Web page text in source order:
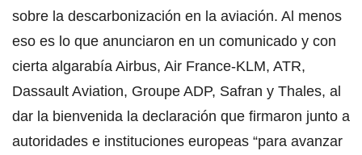
sobre la descarbonización en la aviación. Al menos
eso es lo que anunciaron en un comunicado y con
cierta algarabía Airbus, Air France-KLM, ATR,
Dassault Aviation, Groupe ADP, Safran y Thales, al
dar la bienvenida la declaración que firmaron junto a
autoridades e instituciones europeas “para avanzar